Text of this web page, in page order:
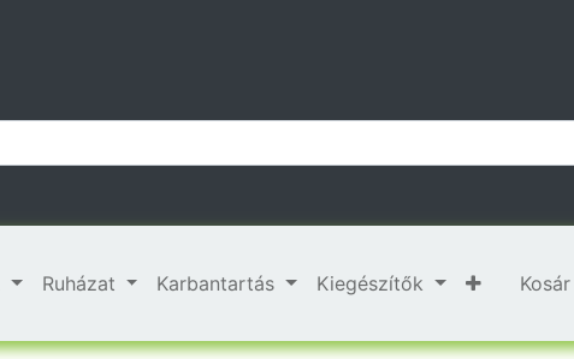
Ruházat Karbantartás Kiegészítők Kosár